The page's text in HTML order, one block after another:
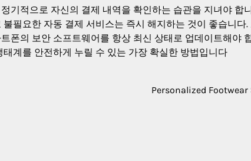
기적으로 자신의 결제 내역을 확인하는 습관을 지녀야 합
필요한 자동 결제 서비스는 즉시 해지하는 것이 좋습니다
폰의 보안 소프트웨어를 항상 최신 상태로 업데이트해야
계를 안전하게 누릴 수 있는 가장 확실한 방법입니다
Personalized